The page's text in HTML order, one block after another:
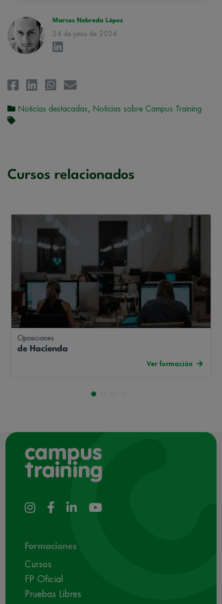
Marcos Nebreda López
24 de junio de 2024
Noticias destacadas, Noticias sobre Campus Training
Cursos relacionados
Oposiciones
de Hacienda
Ver formación
Formaciones
Cursos
FP Oficial
Pruebas Libres